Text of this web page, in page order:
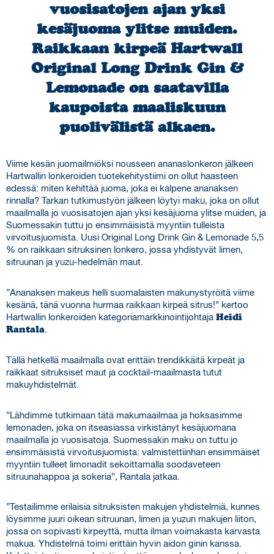
vuosisatojen ajan yksi
kesäjuoma ylitse muiden.
Raikkaan kirpeä Hartwall
Original Long Drink Gin &
Lemonade on saatavilla
kaupoista maaliskuun
puolivälistä alkaen.
Viime kesän juomailmiöksi nousseen ananaslonkeron jälkeen
Hartwallin lonkeroiden tuotekehitystiimi on ollut haasteen
edessä: miten kehittää juoma, joka ei kalpene ananaksen
rinnalla? Tarkan tutkimustyön jälkeen löytyi maku, joka on ollut
maailmalla jo vuosisatojen ajan yksi kesäjuoma ylitse muiden, ja
Suomessakin tuttu jo ensimmäisistä myyntiin tulleista
virvoitusjuomista. Uusi Original Long Drink Gin & Lemonade 5,5
% on raikkaan sitruksinen lonkero, jossa yhdistyvät limen,
sitruunan ja yuzu-hedelmän maut.
”Ananaksen makeus helli suomalaisten makunystyröitä viime
kesänä, tänä vuonna hurmaa raikkaan kirpeä sitrus!” kertoo
Hartwallin lonkeroiden kategoriamarkkinointijohtaja Heidi
Rantala.
Tällä hetkellä maailmalla ovat erittäin trendikkäitä kirpeät ja
raikkaat sitruksiset maut ja cocktail-maailmasta tutut
makuyhdistelmät.
”Lähdimme tutkimaan tätä makumaailmaa ja hoksasimme
lemonaden, joka on itseasiassa virkistänyt kesäjuomana
maailmalla jo vuosisatoja. Suomessakin maku on tuttu jo
ensimmäisistä virvoitusjuomista: valmistettiinhan ensimmäiset
myyntiin tulleet limonadit sekoittamalla soodaveteen
sitruunahappoa ja sokeria”, Rantala jatkaa.
”Testailimme erilaisia sitruksisten makujen yhdistelmiä, kunnes
löysimme juuri oikean sitruunan, limen ja yuzun makujen liiton,
jossa on sopivasti kirpeyttä, mutta ilman voimakasta karvasta
makua. Yhdistelmä toimi erittäin hyvin aidon ginin kanssa.